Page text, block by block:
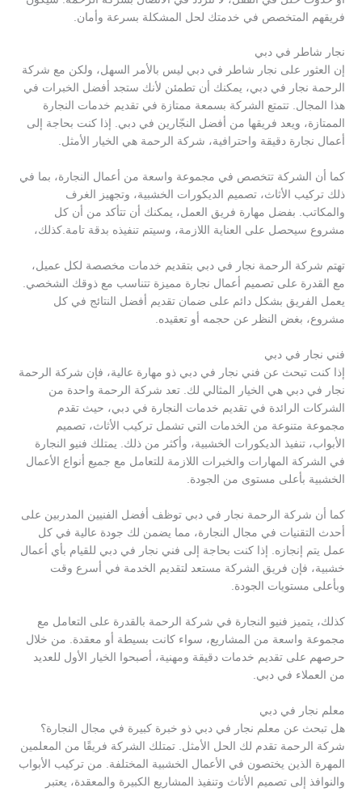
فريقهم المتخصص في خدمتك لحل المشكلة بسرعة وأمان.
نجار شاطر في دبي
إن العثور على نجار شاطر في دبي ليس بالأمر السهل، ولكن مع شركة
الرحمة نجار في دبي، يمكنك أن تطمئن لأنك ستجد أفضل الخبرات في
هذا المجال. تتمتع الشركة بسمعة ممتازة في تقديم خدمات النجارة
الممتازة، ويعد فريقها من أفضل النجّارين في دبي. إذا كنت بحاجة إلى
أعمال نجارة دقيقة واحترافية، شركة الرحمة هي الخيار الأمثل.
كما أن الشركة تتخصص في مجموعة واسعة من أعمال النجارة، بما في
ذلك تركيب الأثاث، تصميم الديكورات الخشبية، وتجهيز الغرف
والمكاتب. بفضل مهارة فريق العمل، يمكنك أن تتأكد من أن كل
مشروع سيحصل على العناية اللازمة، وسيتم تنفيذه بدقة تامة.كذلك،
تهتم شركة الرحمة نجار في دبي بتقديم خدمات مخصصة لكل عميل،
مع القدرة على تصميم أعمال نجارة مميزة تتناسب مع ذوقك الشخصي.
يعمل الفريق بشكل دائم على ضمان تقديم أفضل النتائج في كل
مشروع، بغض النظر عن حجمه أو تعقيده.
فني نجار في دبي
إذا كنت تبحث عن فني نجار في دبي ذو مهارة عالية، فإن شركة الرحمة
نجار في دبي هي الخيار المثالي لك. تعد شركة الرحمة واحدة من
الشركات الرائدة في تقديم خدمات النجارة في دبي، حيث تقدم
مجموعة متنوعة من الخدمات التي تشمل تركيب الأثاث، تصميم
الأبواب، تنفيذ الديكورات الخشبية، وأكثر من ذلك. يمتلك فنيو النجارة
في الشركة المهارات والخبرات اللازمة للتعامل مع جميع أنواع الأعمال
الخشبية بأعلى مستوى من الجودة.
كما أن شركة الرحمة نجار في دبي توظف أفضل الفنيين المدربين على
أحدث التقنيات في مجال النجارة، مما يضمن لك جودة عالية في كل
عمل يتم إنجازه. إذا كنت بحاجة إلى فني نجار في دبي للقيام بأي أعمال
خشبية، فإن فريق الشركة مستعد لتقديم الخدمة في أسرع وقت
وبأعلى مستويات الجودة.
كذلك، يتميز فنيو النجارة في شركة الرحمة بالقدرة على التعامل مع
مجموعة واسعة من المشاريع، سواء كانت بسيطة أو معقدة. من خلال
حرصهم على تقديم خدمات دقيقة ومهنية، أصبحوا الخيار الأول للعديد
من العملاء في دبي.
معلم نجار في دبي
هل تبحث عن معلم نجار في دبي ذو خبرة كبيرة في مجال النجارة؟
شركة الرحمة تقدم لك الحل الأمثل. تمتلك الشركة فريقًا من المعلمين
المهرة الذين يختصون في الأعمال الخشبية المختلفة. من تركيب الأبواب
والنوافذ إلى تصميم الأثاث وتنفيذ المشاريع الكبيرة والمعقدة، يعتبر